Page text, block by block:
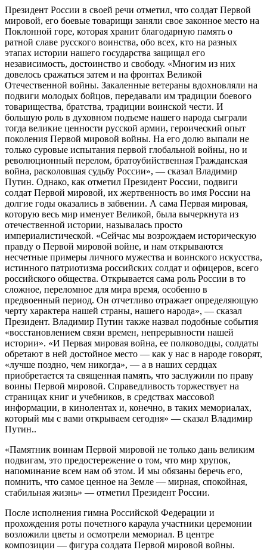
Президент России в своей речи отметил, что солдат Первой
мировой, его боевые товарищи заняли свое законное место на
Поклонной горе, которая хранит благодарную память о
ратной славе русского воинства, обо всех, кто на разных
этапах истории нашего государства защищал его
независимость, достоинство и свободу. «Многим из них
довелось сражаться затем и на фронтах Великой
Отечественной войны. Закаленные ветераны вдохновляли на
подвиги молодых бойцов, передавали им традиции боевого
товарищества, братства, традиции воинской чести. И
большую роль в духовном подъеме нашего народа сыграли
тогда великие ценности русской армии, героический опыт
поколения Первой мировой войны. На его долю выпали не
только суровые испытания первой глобальной войны, но и
революционный перелом, братоубийственная Гражданская
война, расколовшая судьбу России», — сказал Владимир
Путин. Однако, как отметил Президент России, подвиги
солдат Первой мировой, их жертвенность во имя России на
долгие годы оказались в забвении. А сама Первая мировая,
которую весь мир именует Великой, была вычеркнута из
отечественной истории, называлась просто
империалистической. «Сейчас мы возрождаем историческую
правду о Первой мировой войне, и нам открываются
несчетные примеры личного мужества и воинского искусства,
истинного патриотизма российских солдат и офицеров, всего
российского общества. Открывается сама роль России в то
сложное, переломное для мира время, особенно в
предвоенный период. Он отчетливо отражает определяющую
черту характера нашей страны, нашего народа», — сказал
Президент. Владимир Путин также назвал подобные события
«восстановлением связи времен, непрерывности нашей
истории». «И Первая мировая война, ее полководцы, солдаты
обретают в ней достойное место — как у нас в народе говорят,
«лучше поздно, чем никогда», — а в наших сердцах
приобретается та священная память, что заслужили по праву
воины Первой мировой. Справедливость торжествует на
страницах книг и учебников, в средствах массовой
информации, в кинолентах и, конечно, в таких мемориалах,
который мы с вами открываем сегодня» — сказал Владимир
Путин..
«Памятник воинам Первой мировой не только дань великим
подвигам, это предостережение о том, что мир хрупок,
напоминание всем нам об этом. И мы обязаны беречь его,
помнить, что самое ценное на Земле — мирная, спокойная,
стабильная жизнь» — отметил Президент России.
После исполнения гимна Российской Федерации и
прохождения роты почетного караула участники церемонии
возложили цветы и осмотрели мемориал. В центре
композиции — фигура солдата Первой мировой войны.